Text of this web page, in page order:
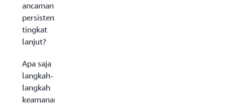
ancaman
persisten
tingkat
lanjut?
Apa saja
langkah-
langkah
keamanan